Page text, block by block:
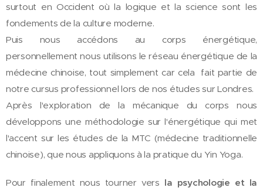
surtout en Occident où la logique et la science sont les
fondements de la culture moderne.
Puis nous accédons au corps énergétique,
personnellement nous utilisons le réseau énergétique de la
médecine chinoise, tout simplement car cela fait partie de
notre cursus professionnel lors de nos études sur Londres.
Après l'exploration de la mécanique du corps nous
développons une méthodologie sur l'énergétique qui met
l'accent sur les études de la MTC (médecine traditionnelle
chinoise), que nous appliquons à la pratique du Yin Yoga.
Pour finalement nous tourner vers la psychologie et la